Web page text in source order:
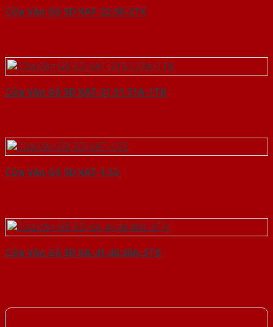
Cửa Vân Gỗ 5D KAT-22.50-2TK
Cửa Vân Gỗ 5D KAT-21.51.51A-1TK
Cửa Vân Gỗ 5D KAT-1.52
Cửa Vân Gỗ 5D KA-41.40.40A-3TK